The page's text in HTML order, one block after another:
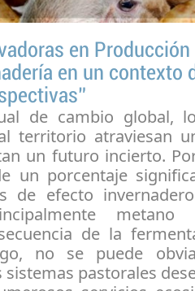
en Producción
en un contexto
de cambio global,
territorio atraviesan
un futuro incierto.
un porcentaje
de efecto
de la
no se puede
pastorales